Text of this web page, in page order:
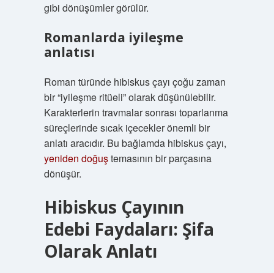
gibi dönüşümler görülür.
Romanlarda iyileşme
anlatısı
Roman türünde hibiskus çayı çoğu zaman
bir “iyileşme ritüeli” olarak düşünülebilir.
Karakterlerin travmalar sonrası toparlanma
süreçlerinde sıcak içecekler önemli bir
anlatı aracıdır. Bu bağlamda hibiskus çayı,
yeniden doğuştemasının bir parçasına
dönüşür.
Hibiskus Çayının
Edebi Faydaları: Şifa
Olarak Anlatı